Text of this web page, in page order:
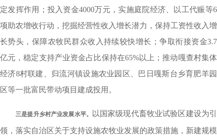
定发挥作用；投入资金4000万元，实施庭院经济、以工代赈等6
项助农增收行动，挖掘经营性收入增长潜力，保持工资性收入增
长势头，保障农牧民群众收入持续较快增长；争取衔接资金3.7
亿元，稳定支持产业资金占比保持在65%以上；推动嘎查村集体
经济8村联建、归流河镇设施农业园区、巴日嘎斯台乡育肥羊园
区等一批富民带动项目建成投用。
三是提升乡村产业发展水平。 以国家级现代畜牧业试验区建设为引
领，落实自治区关于支持设施农牧业发展的政策措施，新建规模